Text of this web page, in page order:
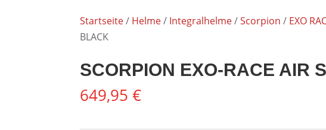
Startseite/ Helme/ Integralhelme/Scorpion / EXO
BLACK
SCORPION EXO-RACE AIR
649,95€